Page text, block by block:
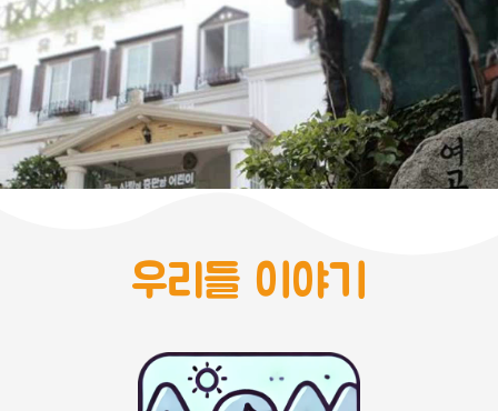
우리들 이야기